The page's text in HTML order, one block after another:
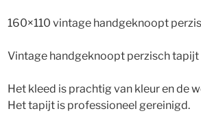
160×110 vintage handgeknoopt
Vintage handgeknoopt perzisch
Het kleed is prachtig van kleur en de
Het tapijt is professioneel gereinigd.